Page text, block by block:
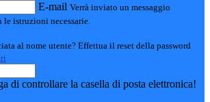
E-mail Verrà inviato un messaggio
istruzioni necessarie.
al nome utente? Effettua il reset della password
di controllare la casella di posta elettronica!